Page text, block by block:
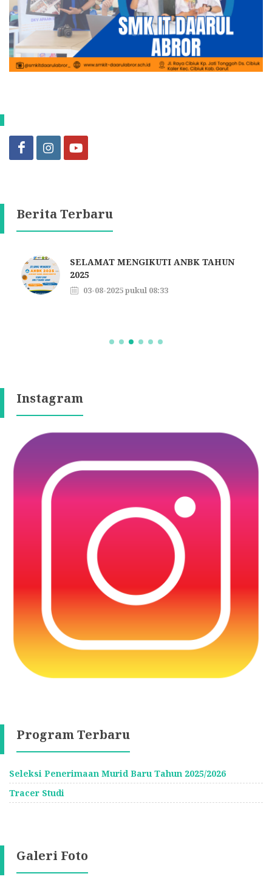
Berita Terbaru
03-08-2025 pukul 08:33
Instagram
Program Terbaru
Seleksi Penerimaan Murid Baru Tahun 2025/2026
Tracer Studi
Galeri Foto